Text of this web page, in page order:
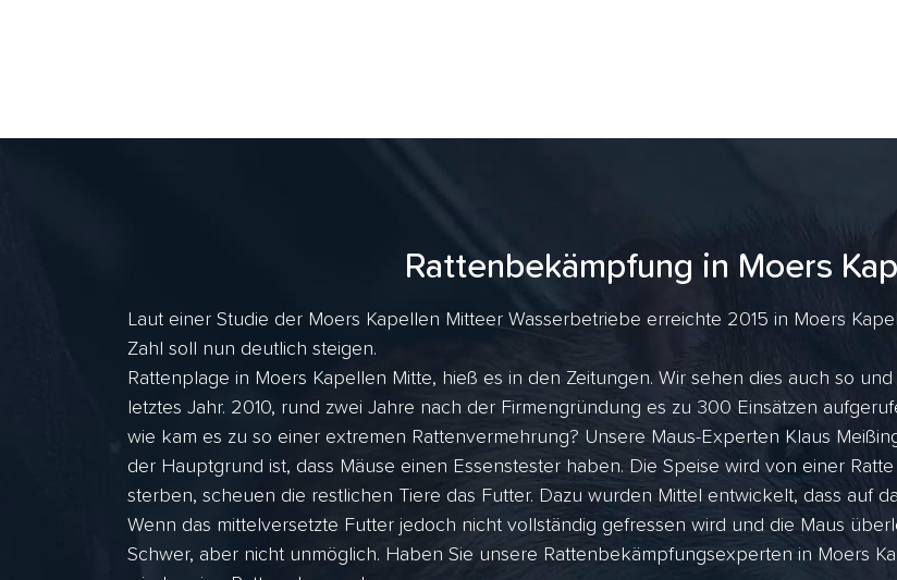
Rattenbekämpfung in Moers
Laut einer Studie der Moers Kapellen Mitteer Wasserbetriebe erreichte 2015 in Moers
Zahl soll nun deutlich steigen.
Rattenplage in Moers Kapellen Mitte, hieß es in den Zeitungen. Wir sehen dies auch so
letztes Jahr. 2010, rund zwei Jahre nach der Firmengründung es zu 300 Einsätzen
wie kam es zu so einer extremen Rattenvermehrung? Unsere Maus-Experten Klaus
der Hauptgrund ist, dass Mäuse einen Essenstester haben. Die Speise wird von einer
sterben, scheuen die restlichen Tiere das Futter. Dazu wurden Mittel entwickelt, dass auf
Wenn das mittelversetzte Futter jedoch nicht vollständig gefressen wird und die Maus
Schwer, aber nicht unmöglich. Haben Sie unsere Rattenbekämpfungsexperten in Moers